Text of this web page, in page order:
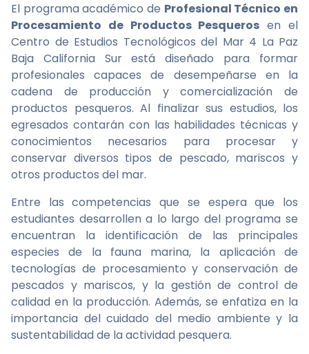
El programa académico de Profesional Técnico en
Procesamiento de Productos Pesqueros en el
Centro de Estudios Tecnológicos del Mar 4 La Paz
Baja California Sur está diseñado para formar
profesionales capaces de desempeñarse en la
cadena de producción y comercialización de
productos pesqueros. Al finalizar sus estudios, los
egresados contarán con las habilidades técnicas y
conocimientos necesarios para procesar y
conservar diversos tipos de pescado, mariscos y
otros productos del mar.
Entre las competencias que se espera que los
estudiantes desarrollen a lo largo del programa se
encuentran la identificación de las principales
especies de la fauna marina, la aplicación de
tecnologías de procesamiento y conservación de
pescados y mariscos, y la gestión de control de
calidad en la producción. Además, se enfatiza en la
importancia del cuidado del medio ambiente y la
sustentabilidad de la actividad pesquera.